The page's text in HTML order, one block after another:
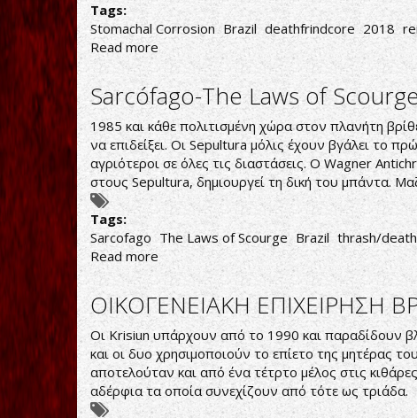
Tags:
Stomachal Corrosion Brazil deathfrindcore 2018
Read moreabout
ΒΡΑΖΙΛΙΑΝΙΚΟ
DEATHGRINDCORE
Sarcófago-The Laws of
1985 και κάθε πολιτισμένη χώρα στον πλανήτη
να επιδείξει. Οι Sepultura μόλις έχουν βγάλει το
αγριότεροι σε όλες τις διαστάσεις. Ο Wagner
στους Sepultura, δημιουργεί τη δική του μπάντα.
Tags:
Sarcofago The Laws of Scourge Brazil thrash/
Read moreabout
Sarcófago-
The
Laws
of
Scourge
ΟΙΚΟΓΕΝΕΙΑΚΗ ΕΠΙΧΕΙΡΗΣΗ
Οι Krisiun υπάρχουν από το 1990 και παραδίδουν
και οι δυο χρησιμοποιούν το επίετο της
αποτελούταν και από ένα τέτρτο μέλος στις
αδέρφια τα οποία συνεχίζουν από τότε ως τριάδα.